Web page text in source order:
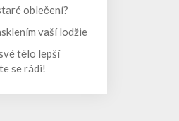
oblečení?
vaší lodžie
tělo lepší
se rádi!